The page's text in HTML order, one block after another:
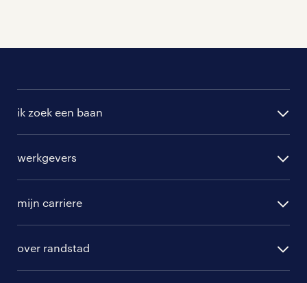
ik zoek een baan
randstad professional
randstad digital
werkgevers
hr-diensten
branches
mijn carriere
over randstad